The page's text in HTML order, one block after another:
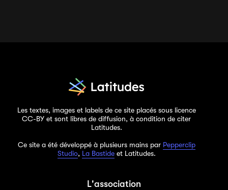
Les textes, images et labels de ce site placés sous licence
CC-BY et sont libres de diffusion, à condition de citer
Latitudes.
Ce site a été développé à plusieurs mains par Pepperclip
Studio, La Bastideet Latitudes.
L'association